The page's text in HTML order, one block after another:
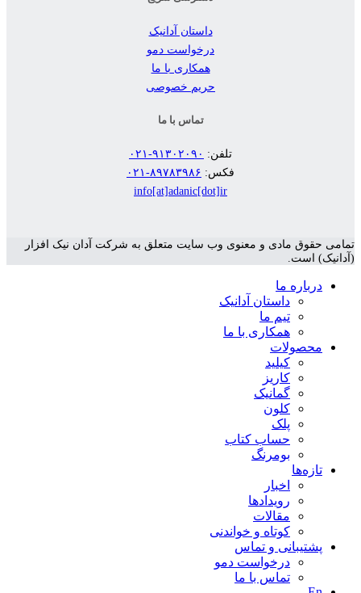
داستان آدانیک
درخواست دمو
همکاری با ما
حریم خصوصی
تماس با ما
تلفن: ۹۱۳۰۲۰۹۰-۰۲۱
فکس: ۸٩٧٨٣٩٨۶-۰۲۱
info[at]adanic[dot]ir
تمامی حقوق مادی و معنوی وب سایت متعلق به شرکت آدان نیک افزار
(آدانیک) است.
درباره ما
داستان آدانیک
تیم ما
همکاری با ما
محصولات
کیلید
کاریز
گمانیک
کلون
پلک
حساب کتاب
بومرنگ
تازه‌ها
اخبار
رویدادها
مقالات
کوتاه و خواندنی
پشتیبانی و تماس
درخواست دمو
تماس با ما